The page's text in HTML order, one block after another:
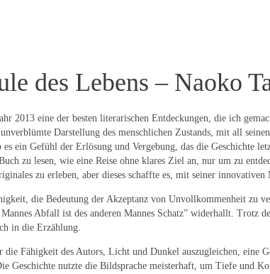
des Lebens – Naoko
2013 eine der besten literarischen Entdeckungen, die ich
Darstellung des menschlichen Zustands, mit all
ein Gefühl der Erlösung und Vergebung, das die Geschichte
zu lesen, wie eine Reise ohne klares Ziel an, nur um zu
zu erleben, aber dieses schaffte es, mit seiner innovativen
die Bedeutung der Akzeptanz von Unvollkommenheit zu
Abfall ist des anderen Mannes Schatz” widerhallt. Trotz
in die Erzählung.
Fähigkeit des Autors, Licht und Dunkel auszugleichen, eine
Geschichte nutzte die Bildsprache meisterhaft, um Tiefe und